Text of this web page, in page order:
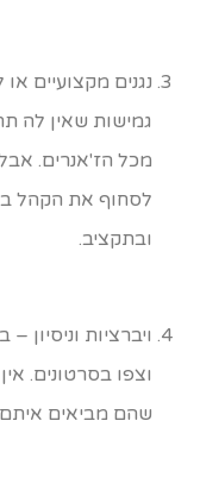
נגנים מקצועיים או
גמישות שאין לה
מכל הז'אנרים.
לסחוף את הקהל
ובתקציב.
ויברציות וניסיון
וצפו בסרטונים.
שהם מביאים איתם.